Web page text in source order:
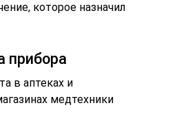
которое назначил
прибора
в аптеках и
медтехники